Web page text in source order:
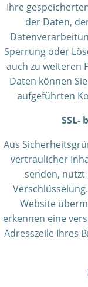
Ihre
der Daten,
Sperrung oder
auch zu weiteren
Daten können
aufgeführten
SSL-
Aus
vertraulicher
senden, nutzt
Website
erkennen eine
Adresszeile Ihres